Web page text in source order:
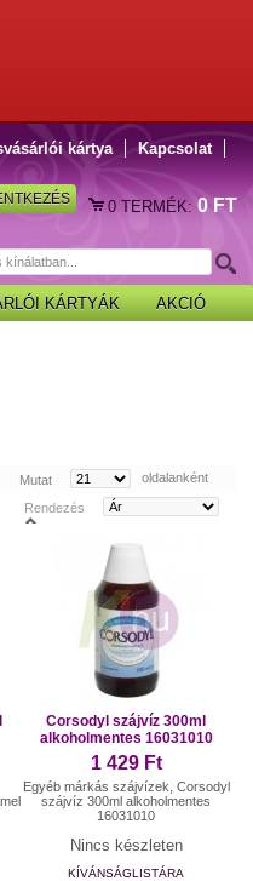
kártya Kapcsolat
0TERMÉK: 0 FT
KÁRTYÁK AKCIÓ
Mutat
oldalanként
Rendezés
Corsodyl szájvíz 300ml
alkoholmentes 16031010
1 429 Ft
Egyéb márkás szájvízek, Corsodyl
szájvíz 300ml alkoholmentes
16031010
Nincs készleten
KÍVÁNSÁGLISTÁRA